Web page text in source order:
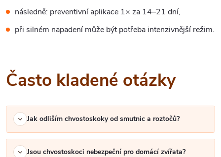
následně: preventivní aplikace 1× za 14–21 dní,
při silném napadení může být potřeba intenzivnější režim.
Často kladené otázky
Jak odliším chvostoskoky od smutnic a roztočů?
Jsou chvostoskoci nebezpeční pro domácí zvířata?